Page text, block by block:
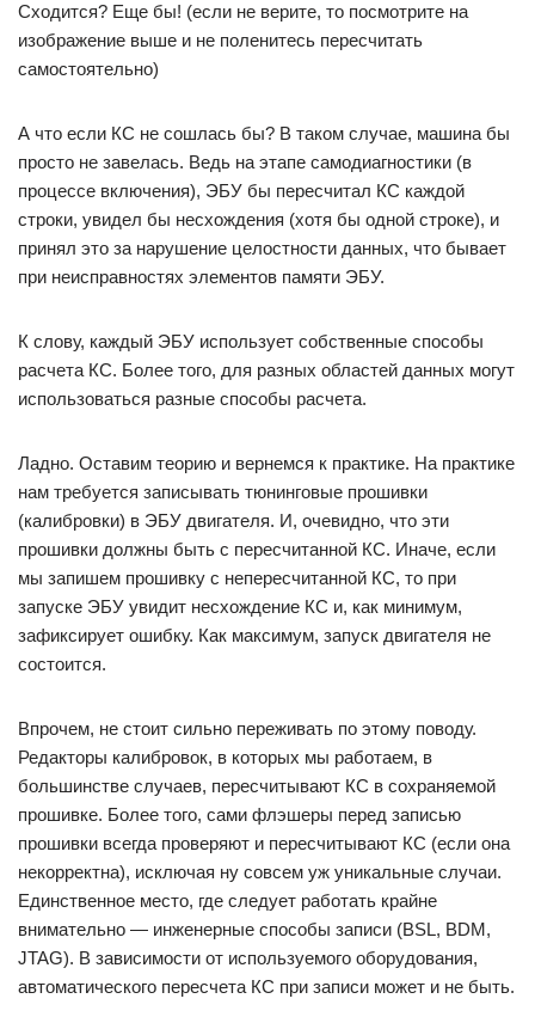
Сходится? Еще бы! (если не верите, то посмотрите на
изображение выше и не поленитесь пересчитать
самостоятельно)
А что если КС не сошлась бы? В таком случае, машина бы
просто не завелась. Ведь на этапе самодиагностики (в
процессе включения), ЭБУ бы пересчитал КС каждой
строки, увидел бы несхождения (хотя бы одной строке), и
принял это за нарушение целостности данных, что бывает
при неисправностях элементов памяти ЭБУ.
К слову, каждый ЭБУ использует собственные способы
расчета КС. Более того, для разных областей данных могут
использоваться разные способы расчета.
Ладно. Оставим теорию и вернемся к практике. На практике
нам требуется записывать тюнинговые прошивки
(калибровки) в ЭБУ двигателя. И, очевидно, что эти
прошивки должны быть с пересчитанной КС. Иначе, если
мы запишем прошивку с непересчитанной КС, то при
запуске ЭБУ увидит несхождение КС и, как минимум,
зафиксирует ошибку. Как максимум, запуск двигателя не
состоится.
Впрочем, не стоит сильно переживать по этому поводу.
Редакторы калибровок, в которых мы работаем, в
большинстве случаев, пересчитывают КС в сохраняемой
прошивке. Более того, сами флэшеры перед записью
прошивки всегда проверяют и пересчитывают КС (если она
некорректна), исключая ну совсем уж уникальные случаи.
Единственное место, где следует работать крайне
внимательно — инженерные способы записи (BSL, BDM,
JTAG). В зависимости от используемого оборудования,
автоматического пересчета КС при записи может и не быть.